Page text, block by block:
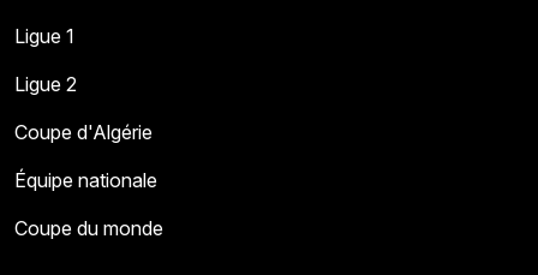
Ligue 1
Ligue 2
Coupe d'Algérie
Équipe nationale
Coupe du monde